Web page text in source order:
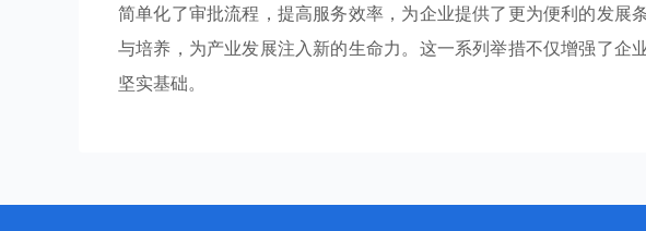
简单化了审批流程，提高服务效率，为企业提供了更为便利的发展
与培养，为产业发展注入新的生命力。这一系列举措不仅增强了企
坚实基础。